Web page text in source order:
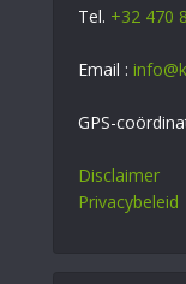
Tel. +32 470
Email :
GPS-
Disclaimer
Privacybeleid